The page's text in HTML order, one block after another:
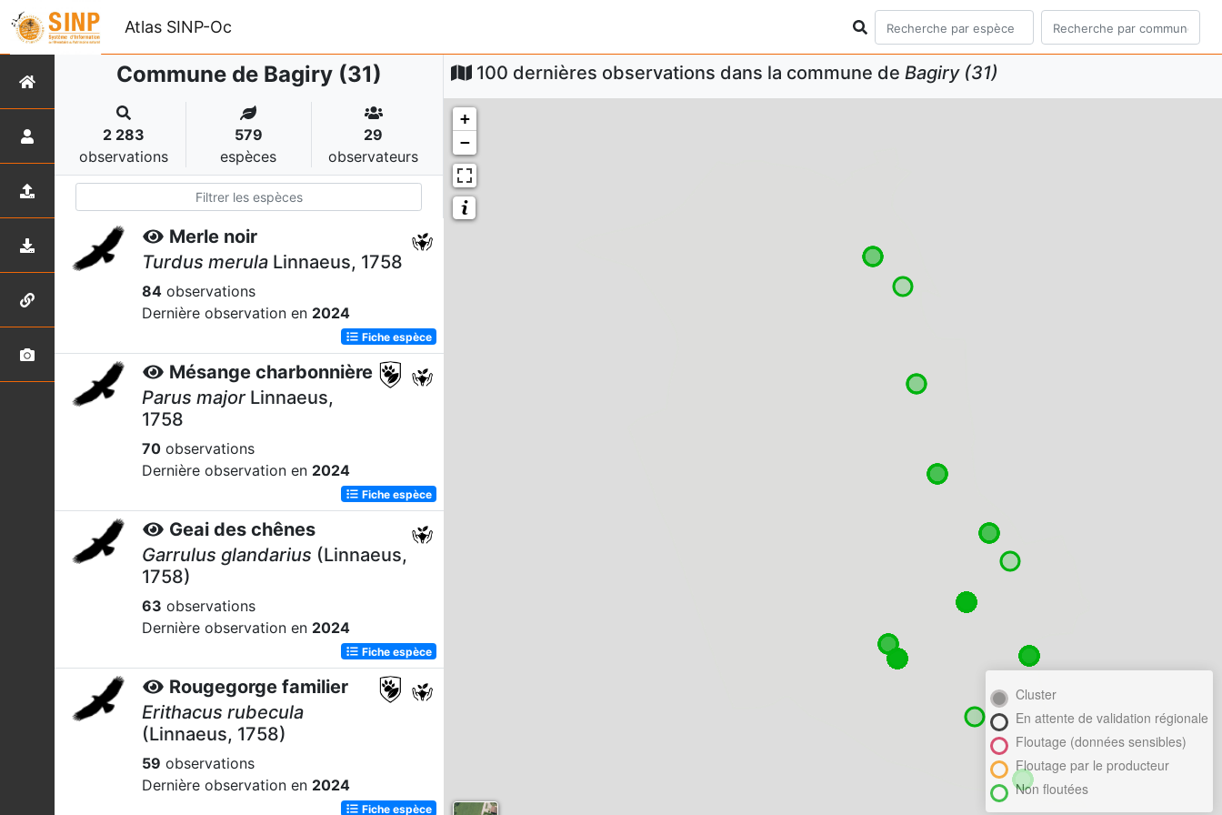
Atlas SINP-Oc
Commune de Bagiry (31)
2 283
observations
579
espèces
29
observateurs
Merle noir
Turdus merula Linnaeus, 1758
84 observations
Dernière observation en 2024
Fiche espèce
Mésange charbonnière
Parus major Linnaeus,
1758
70 observations
Dernière observation en 2024
Fiche espèce
Geai des chênes
Garrulus glandarius (Linnaeus,
1758)
63 observations
Dernière observation en 2024
Fiche espèce
Rougegorge familier
Erithacus rubecula
(Linnaeus, 1758)
59 observations
Dernière observation en 2024
Fiche espèce
100 dernières observations dans la commune de Bagiry (31)
+
−
Cluster
En attente de validation régionale
Floutage (données sensibles)
Floutage par le producteur
Non floutées